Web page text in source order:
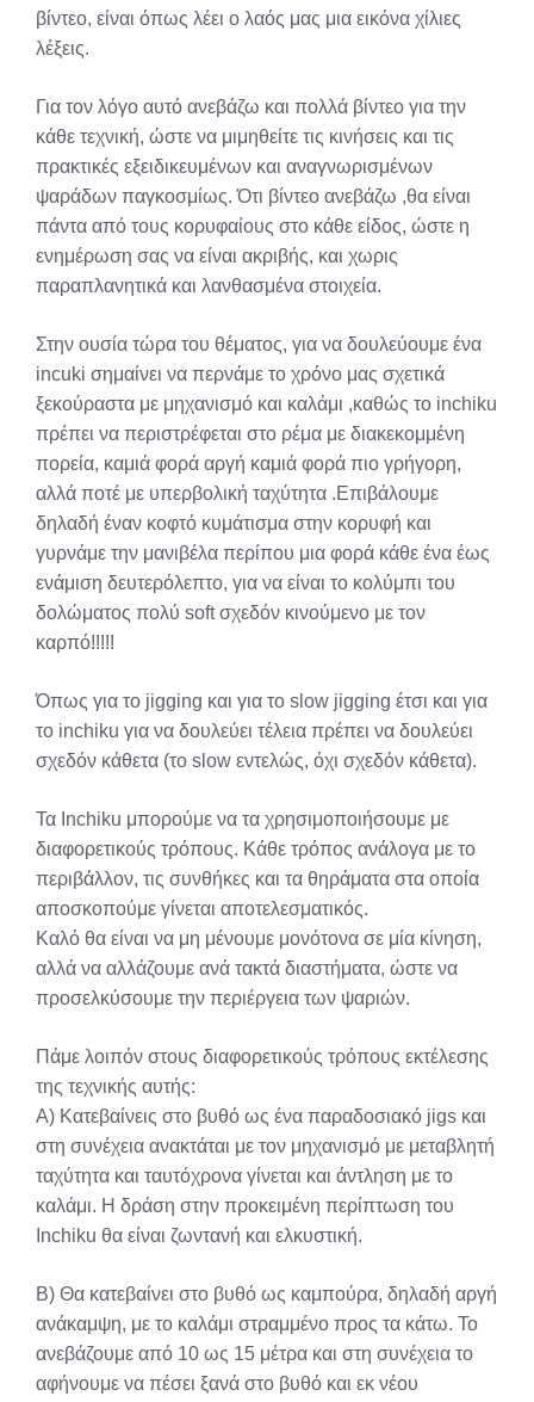
βίντεο, είναι όπως λέει ο λαός μας μια εικόνα χίλιες
λέξεις.
Για τον λόγο αυτό ανεβάζω και πολλά βίντεο για την
κάθε τεχνική, ώστε να μιμηθείτε τις κινήσεις και τις
πρακτικές εξειδικευμένων και αναγνωρισμένων
ψαράδων παγκοσμίως. Ότι βίντεο ανεβάζω ,θα είναι
πάντα από τους κορυφαίους στο κάθε είδος, ώστε η
ενημέρωση σας να είναι ακριβής, και χωρις
παραπλανητικά και λανθασμένα στοιχεία.
Στην ουσία τώρα του θέματος, για να δουλεύουμε ένα
incuki σημαίνει να περνάμε το χρόνο μας σχετικά
ξεκούραστα με μηχανισμό και καλάμι ,καθώς το inchiku
πρέπει να περιστρέφεται στο ρέμα με διακεκομμένη
πορεία, καμιά φορά αργή καμιά φορά πιο γρήγορη,
αλλά ποτέ με υπερβολική ταχύτητα .Επιβάλουμε
δηλαδή έναν κοφτό κυμάτισμα στην κορυφή και
γυρνάμε την μανιβέλα περίπου μια φορά κάθε ένα έως
ενάμιση δευτερόλεπτο, για να είναι το κολύμπι του
δολώματος πολύ soft σχεδόν κινούμενο με τον
καρπό!!!!!
Όπως για το jigging και για το slow jigging έτσι και για
το inchiku για να δουλεύει τέλεια πρέπει να δουλεύει
σχεδόν κάθετα (το slow εντελώς, όχι σχεδόν κάθετα).
Τα Inchiku μπορούμε να τα χρησιμοποιήσουμε με
διαφορετικούς τρόπους. Κάθε τρόπος ανάλογα με το
περιβάλλον, τις συνθήκες και τα θηράματα στα οποία
αποσκοπούμε γίνεται αποτελεσματικός.
Καλό θα είναι να μη μένουμε μονότονα σε μία κίνηση,
αλλά να αλλάζουμε ανά τακτά διαστήματα, ώστε να
προσελκύσουμε την περιέργεια των ψαριών.
Πάμε λοιπόν στους διαφορετικούς τρόπους εκτέλεσης
της τεχνικής αυτής:
Α) Κατεβαίνεις στο βυθό ως ένα παραδοσιακό jigs και
στη συνέχεια ανακτάται με τον μηχανισμό με μεταβλητή
ταχύτητα και ταυτόχρονα γίνεται και άντληση με το
καλάμι. Η δράση στην προκειμένη περίπτωση του
Inchiku θα είναι ζωντανή και ελκυστική.
Β) Θα κατεβαίνει στο βυθό ως καμπούρα, δηλαδή αργή
ανάκαμψη, με το καλάμι στραμμένο προς τα κάτω. Το
ανεβάζουμε από 10 ως 15 μέτρα και στη συνέχεια το
αφήνουμε να πέσει ξανά στο βυθό και εκ νέου